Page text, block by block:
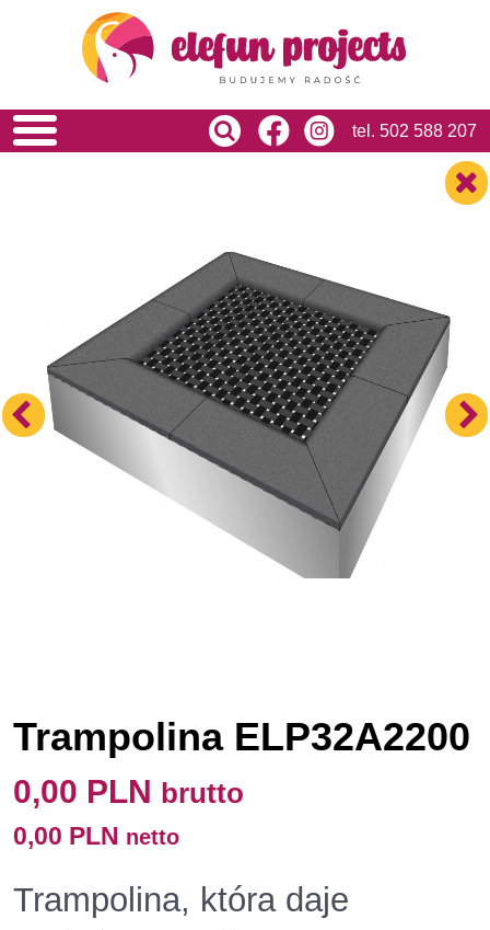
tel. 502 588 207
HOME
O NAS
USŁUGI
REALIZACJE
Trampolina ELP32A2200
0,00 PLN brutto
0,00 PLN netto
Trampolina, która daje